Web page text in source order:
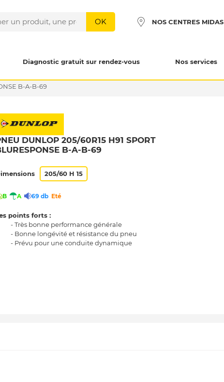
OK NOS CENTRES MIDAS
Diagnostic gratuit sur rendez-vous Nos services
B-A-B-69
DUNLOP 205/60R15 H91 SPORT
B-A-B-69
205/60 H 15
B A 69 db Eté
points forts :
- Très bonne performance générale
- Bonne longévité et résistance du pneu
- Prévu pour une conduite dynamique